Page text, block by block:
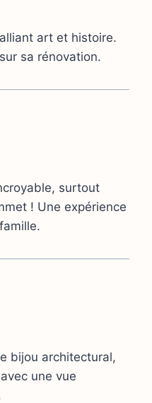
art et histoire.
sa rénovation.
surtout
! Une expérience
bijou architectural,
une vue